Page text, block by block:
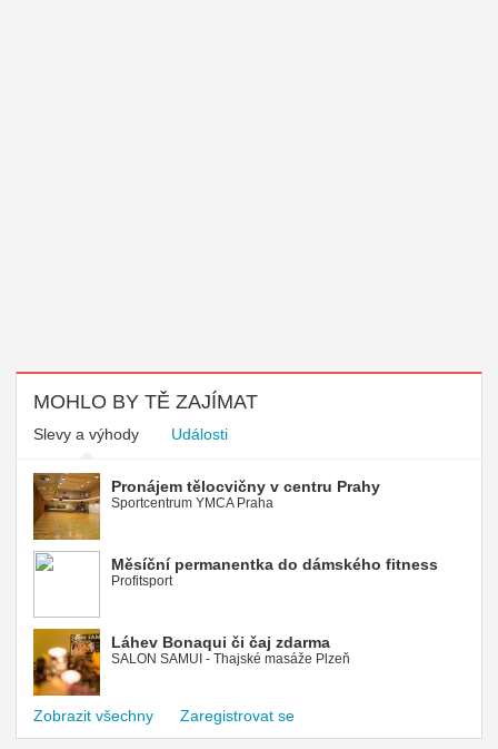
MOHLO BY TĚ ZAJÍMAT
Slevy a výhody Události
Pronájem tělocvičny v centru Prahy
Sportcentrum YMCA Praha
Měsíční permanentka do dámského fitness
Profitsport
Láhev Bonaqui či čaj zdarma
SALON SAMUI - Thajské masáže Plzeň
Zobrazit všechny Zaregistrovat se